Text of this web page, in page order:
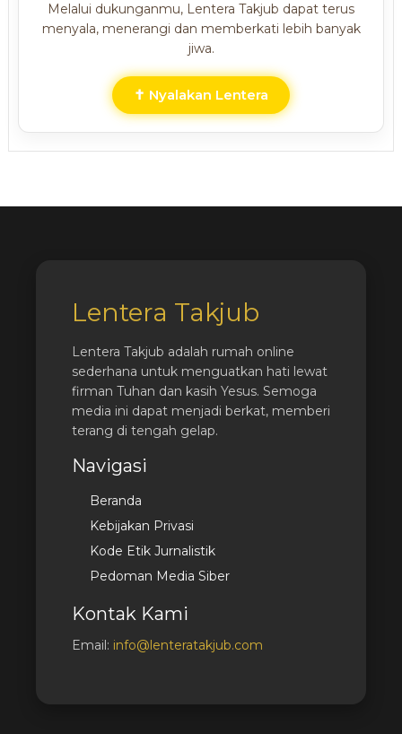
Melalui dukunganmu, Lentera Takjub dapat terus
menyala, menerangi dan memberkati lebih banyak
jiwa.
✝ Nyalakan Lentera
Lentera Takjub
Lentera Takjub adalah rumah online
sederhana untuk menguatkan hati lewat
firman Tuhan dan kasih Yesus. Semoga
media ini dapat menjadi berkat, memberi
terang di tengah gelap.
Navigasi
Beranda
Kebijakan Privasi
Kode Etik Jurnalistik
Pedoman Media Siber
Kontak Kami
Email: info@lenteratakjub.com